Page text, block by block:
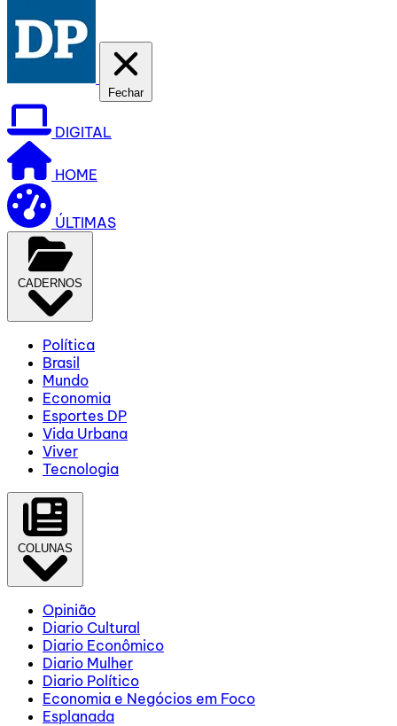
Fechar
DIGITAL
HOME
ÚLTIMAS
CADERNOS
Política
Brasil
Mundo
Economia
Esportes DP
Vida Urbana
Viver
Tecnologia
COLUNAS
Opinião
Diario Cultural
Diario Econômico
Diario Mulher
Diario Político
Economia e Negócios em Foco
Esplanada